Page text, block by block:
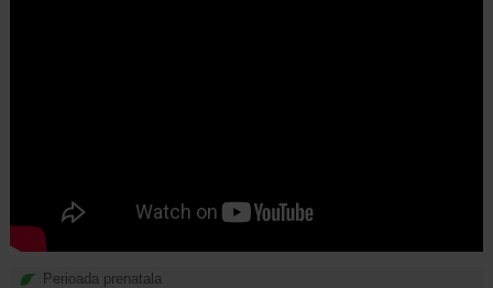
Perioada prenatala